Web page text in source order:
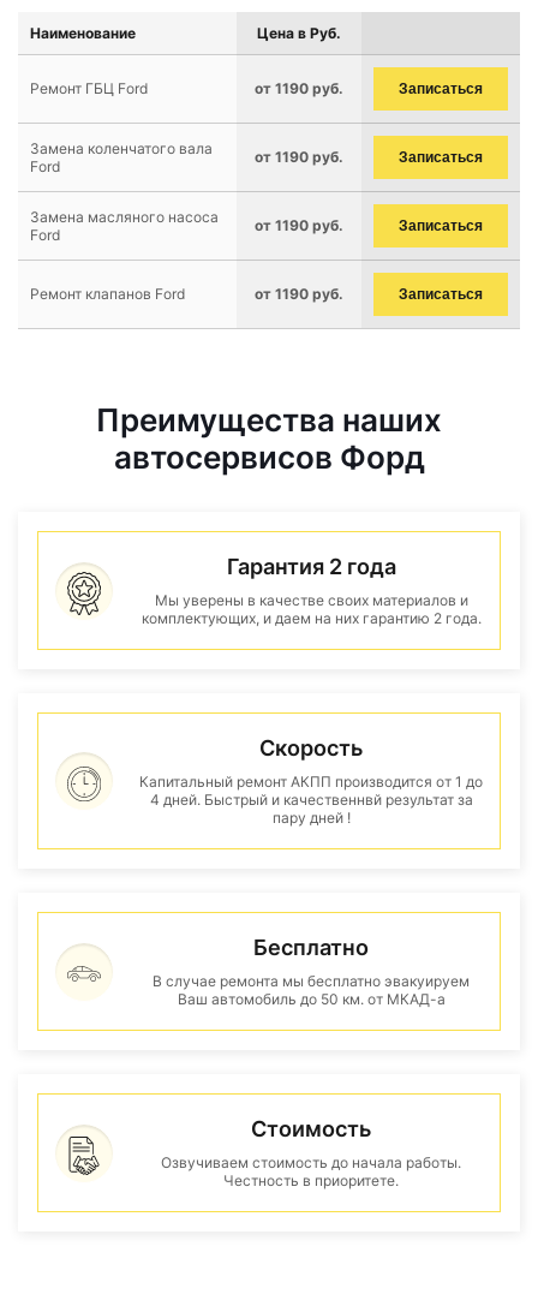
Наименование Цена в Руб.
Ремонт ГБЦ Ford от 1190 руб. Записаться
Замена коленчатого вала
Ford
от 1190 руб. Записаться
Замена масляного насоса
Ford
от 1190 руб. Записаться
Ремонт клапанов Ford от 1190 руб. Записаться
Преимущества наших
автосервисов Форд
Гарантия 2 года
Мы уверены в качестве своих материалов и
комплектующих, и даем на них гарантию 2 года.
Скорость
Капитальный ремонт АКПП производится от 1 до
4 дней. Быстрый и качественнвй результат за
пару дней !
Бесплатно
В случае ремонта мы бесплатно эвакуируем
Ваш автомобиль до 50 км. от МКАД-а
Стоимость
Озвучиваем стоимость до начала работы.
Честность в приоритете.